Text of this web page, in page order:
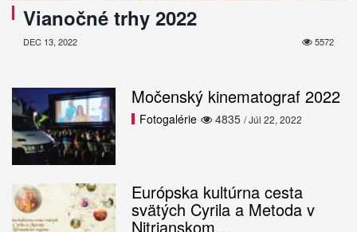
Vianočné trhy 2022
5572
DEC 13, 2022
Močenský kinematograf 2022
4835
Fotogalérie / Júl 22, 2022
Európska kultúrna cesta
svätých Cyrila a Metoda v
Nitrianskom…